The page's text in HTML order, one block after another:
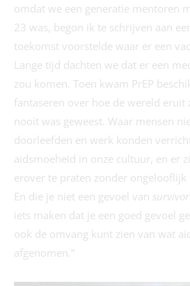
omdat we een generatie mentoren
23 was, begon ik te schrijven aan
toekomst voorstelde waar er een
Lange tijd dachten we dat er een
zou komen. Toen kwam PrEP
fantaseren over hoe de wereld eruit
nooit was geweest. Waar mensen
doorleefden en werk konden
aidsmoeheid in onze cultuur, en er
erover te praten zonder ongelooflijk
En die je niet een gevoel van
iets maken dat je een goed gevoel
ook de omvang kunt zien van wat
afgenomen.”